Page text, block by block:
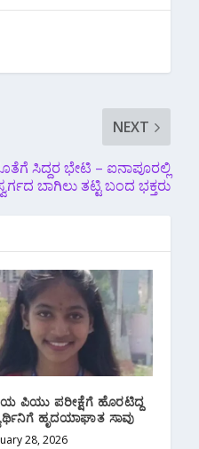
NEXT
ಸಿದ್ದರ ಭೇಟಿ – ಐನಾಪೂರಲ್ಲಿ
ಬಾಗಿಲು ತಟ್ಟಿ ಬಂದ ಭಕ್ತರು
ಪಿಯು ಪರೀಕ್ಷೆಗೆ ಹೊರಟಿದ್ದ
ಹೃದಯಾಘಾತ ಸಾವು
28, 2026